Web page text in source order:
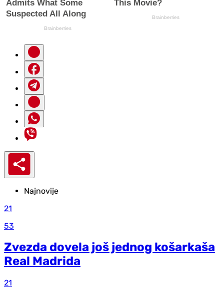
Najnovije
21
53
Zvezda dovela još jednog košarkaša
Real Madrida
21